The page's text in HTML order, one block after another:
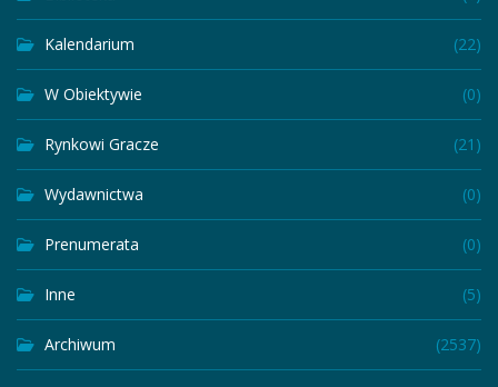
Kalendarium (22)
W Obiektywie (0)
Rynkowi Gracze (21)
Wydawnictwa (0)
Prenumerata (0)
Inne (5)
Archiwum (2537)